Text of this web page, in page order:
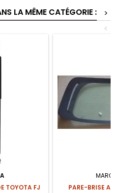
LA MÊME CATÉGORIE :
>
<
TOYOTA FJ
PARE-BRISE